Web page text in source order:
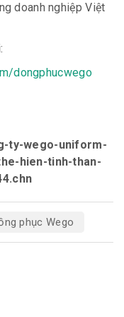
doanh nghiệp Việt
dongphucwego
ty-wego-uniform-
hien-tinh-than-
phục Wego